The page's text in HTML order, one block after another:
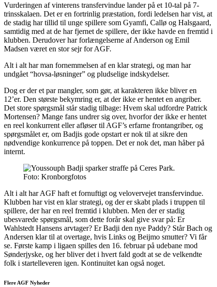
Vurderingen af vinterens transfervindue lander på et 10-tal på 7-
trinsskalaen. Det er en fortrinlig præstation, fordi ledelsen har vist, at
de stadig har tillid til unge spillere som Gyamfi, Callø og Halsgaard,
samtidig med at de har fjernet de spillere, der ikke havde en fremtid i
klubben. Derudover har forlængelserne af Anderson og Emil
Madsen været en stor sejr for AGF.
Alt i alt har man fornemmelsen af en klar strategi, og man har
undgået “hovsa-løsninger” og pludselige indskydelser.
Dog er der et par mangler, som gør, at karakteren ikke bliver en
12’er. Den største bekymring er, at der ikke er hentet en angriber.
Det store spørgsmål står stadig tilbage: Hvem skal udfordre Patrick
Mortensen? Mange fans undrer sig over, hvorfor der ikke er hentet
en reel konkurrent eller afløser til AGF’s erfarne frontangriber, og
spørgsmålet er, om Badjis gode opstart er nok til at sikre den
nødvendige konkurrence på toppen. Det er nok det, man håber på
internt.
Foto: Kronborgfotos
Alt i alt har AGF haft et fornuftigt og velovervejet transfervindue.
Klubben har vist en klar strategi, og der er skabt plads i truppen til
spillere, der har en reel fremtid i klubben. Men der er stadig
ubesvarede spørgsmål, som dette forår skal give svar på: Er
Wahlstedt Hansens arvtager? Er Badji den nye Paddy? Står Bach og
Andersen klar til at overtage, hvis Links og Beijmo smutter? Vi får
se. Første kamp i ligaen spilles den 16. februar på udebane mod
Sønderjyske, og her bliver det i hvert fald godt at se de velkendte
folk i startelleveren igen. Kontinuitet kan også noget.
Flere AGF Nyheder